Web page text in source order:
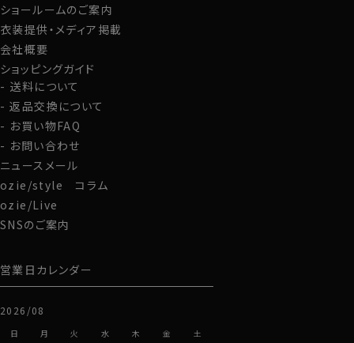
ショールームのご案内
衣装提供・メディア掲載
会社概要
ショッピングガイド
送料について
返品交換について
お買い物FAQ
お問い合わせ
ニュースメール
ozie/style コラム
ozie/Live
SNSのご案内
営業日カレンダー
2026/08
日 月 火 水 木 金
土